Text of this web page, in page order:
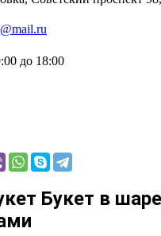
до 18:00
Букет в